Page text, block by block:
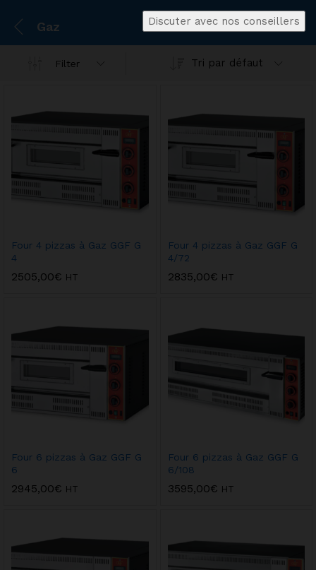
Gaz
Filter Tri par défaut
Four 4 pizzas à Gaz GGF G
4
2505,00€ HT
Four 4 pizzas à Gaz GGF G
4/72
2835,00€ HT
Four 6 pizzas à Gaz GGF G
6
2945,00€ HT
Four 6 pizzas à Gaz GGF G
6/108
3595,00€ HT
Discuter avec nos conseillers